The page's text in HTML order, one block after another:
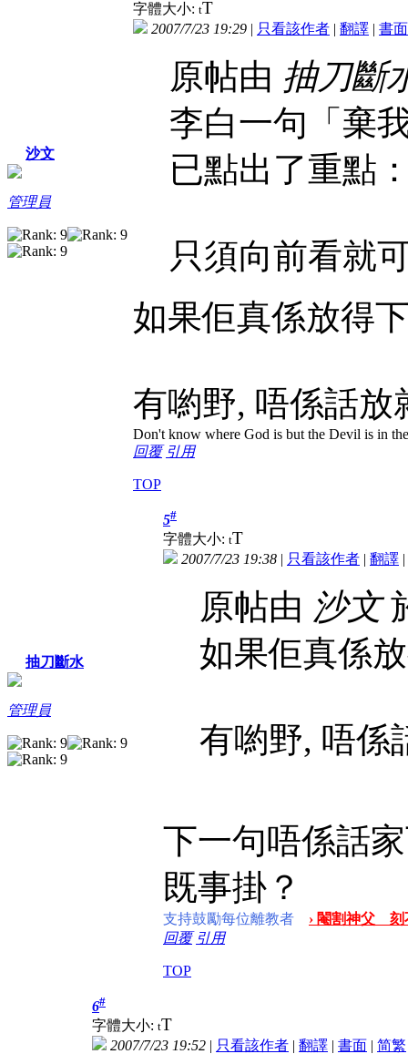
沙文
管理員
字體大小: tT
2007/7/23 19:29 | 只看該作者 | 翻譯 | 書面
原帖由 抽刀斷
李白一句「棄
已點出了重點
只須向前看就
如果佢真係放得
有喲野, 唔係話放
Don't know where God is but the Devil is in
回覆 引用
TOP
抽刀斷水
管理員
5#
字體大小: tT
2007/7/23 19:38 | 只看該作者 | 翻譯 |
原帖由 沙文
如果佢真係
有喲野, 唔係
下一句唔係話
既事掛？
支持鼓勵每位離教者
› 閹割神父 刻
回覆 引用
TOP
6#
字體大小: tT
2007/7/23 19:52 | 只看該作者 | 翻譯 | 書面 | 简繁